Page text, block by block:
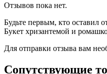
Отзывов пока нет.
Будьте первым, кто оставил
Букет хризантемой и
Для отправки отзыва вам
Сопутствующие